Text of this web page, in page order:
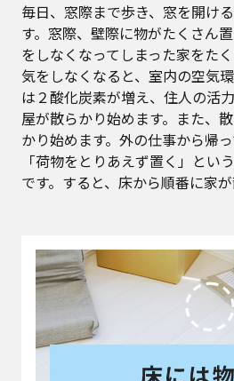
毎日、窓際まで歩き、窓を開け
す。窓際、壁際に物がたくさん
をしなくなってしまった家をた
気をしなくなると、室内の空気
は２酸化炭素が増え、住人の活
屋が散らかり始めます。また、
かり始めます。外の仕事から帰
「荷物をとりあえず置く」とい
です。すると、床から順番に家が